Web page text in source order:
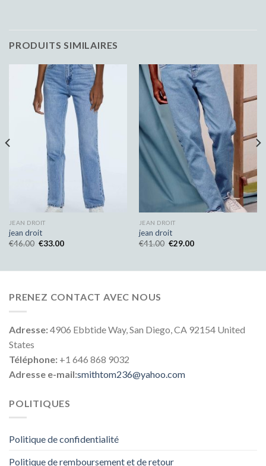
PRODUITS SIMILAIRES
JEAN DROIT
jean droit
€46.00 €33.00
JEAN DROIT
jean droit
€41.00 €29.00
PRENEZ CONTACT AVEC NOUS
Adresse:4906 Ebbtide Way, San Diego, CA 92154 United
States
Téléphone: +1 646 868 9032
Adresse e-mail:smithtom236@yahoo.com
POLITIQUES
Politique de confidentialité
Politique de remboursement et de retour